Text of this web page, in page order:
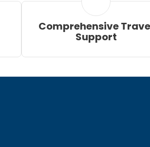
Comprehensive
Support